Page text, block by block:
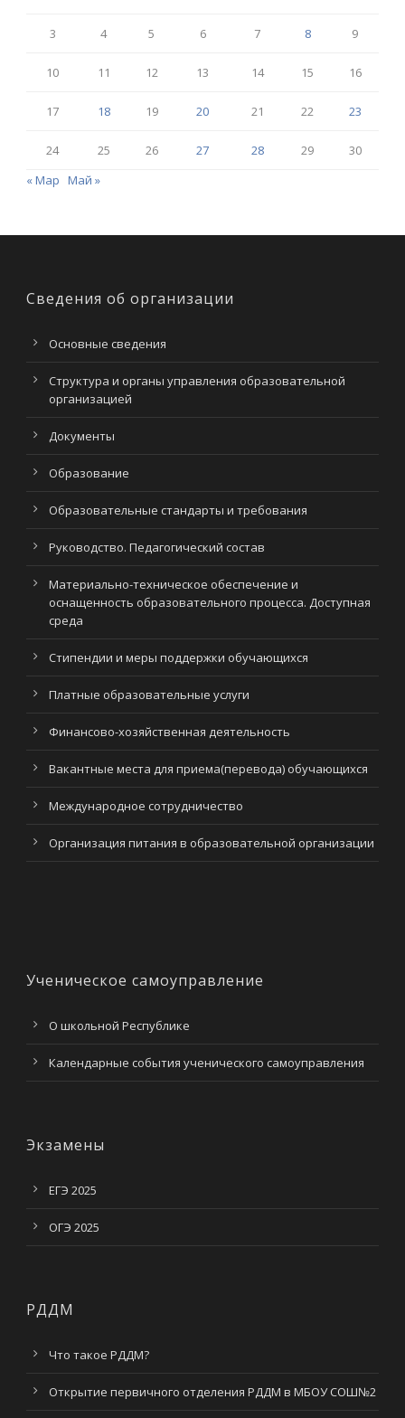
3 4 5 6 7 8 9
10 11 12 13 14 15 16
17 18 19 20 21 22 23
24 25 26 27 28 29
30
« Мар Май »
Сведения об организации
Основные сведения
Структура и органы управления образовательной
организацией
Документы
Образование
Образовательные стандарты и требования
Руководство. Педагогический состав
Материально-техническое обеспечение и
оснащенность образовательного процесса. Доступная
среда
Стипендии и меры поддержки обучающихся
Платные образовательные услуги
Финансово-хозяйственная деятельность
Вакантные места для приема(перевода) обучающихся
Международное сотрудничество
Организация питания в образовательной организации
Ученическое самоуправление
О школьной Республике
Календарные события ученического самоуправления
Экзамены
ЕГЭ 2025
ОГЭ 2025
РДДМ
Что такое РДДМ?
Открытие первичного отделения РДДМ в МБОУ СОШ№2